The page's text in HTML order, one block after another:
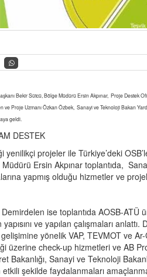
Bekir Sütcü, Bölge Müdürü Ersin Akpınar, Proje Destek
ve Proje Uzmanı Özkan Özbek, Sanayi ve Teknoloji Bakan
geldi.
DESTEK
yenilikçi projeler ile Türkiye’deki
Ersin Akpınar toplantıda,
yapmış olduğu hizmetler ve
ise toplantıda AOSB-
yapısını ve yapılan çalışmaları
yönelik VAP, TEVMOT ve
üzerine check-up hizmetleri ve AB
Bakanlığı, Sanayi ve Teknoloji
şekilde faydalanmaları